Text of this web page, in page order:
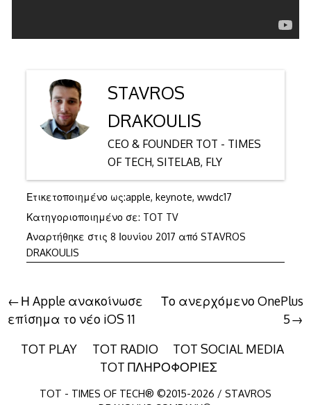
STAVROS
DRAKOULIS
CEO & FOUNDER TOT - TIMES
OF TECH, SITELAB, FLY
Ετικετοποιημένο ως:apple, keynote, wwdc17
Κατηγοριοποιημένο σε: TOT TV
Αναρτήθηκε στις 8 Ιουνίου 2017 από STAVROS
DRAKOULIS
Πλοήγηση
άρθρων
Η Apple ανακοίνωσε
επίσημα το νέο iOS 11
Το ανερχόμενο OnePlus
5
TOT PLAY
TOT RADIO
TOT SOCIAL MEDIA
TOT ΠΛΗΡΟΦΟΡΙΕΣ
TOT - TIMES OF TECH® ©2015-2026 / STAVROS